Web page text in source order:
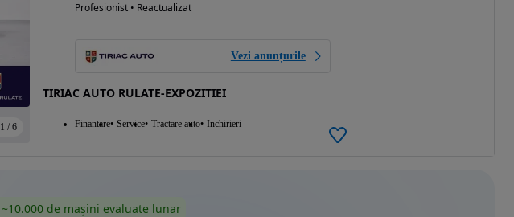
1 / 6
Profesionist • Reactualizat
Vezi anunțurile
TIRIAC AUTO RULATE-EXPOZITIEI
Finantare Service Tractare auto Inchirieri
~10.000 de mașini evaluate lunar